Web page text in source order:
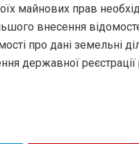
майнових прав
внесення
про дані земельні
державної